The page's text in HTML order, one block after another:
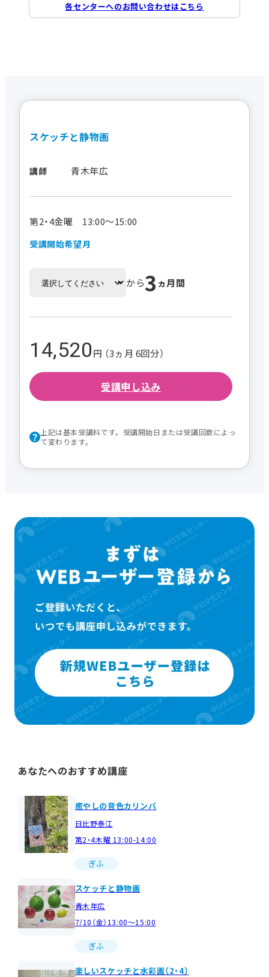
各センターへのお問い合わせはこちら
スケッチと静物画
講師 青木年広
第2・4金曜 13:00～15:00
受講開始希望月
から3 ヵ月間
14,520円 （3ヵ月 6回分）
受講申し込み
上記は基本受講料です。受講開始日または受講回数によっ
て変わります。
あなたへのおすすめ講座
癒やしの音色カリンバ
日比野泰江
第2・4木曜 13:00-14:00
ぎふ
スケッチと静物画
青木年広
7/10（金）13:00～15:00
ぎふ
楽しいスケッチと水彩画（2・4）